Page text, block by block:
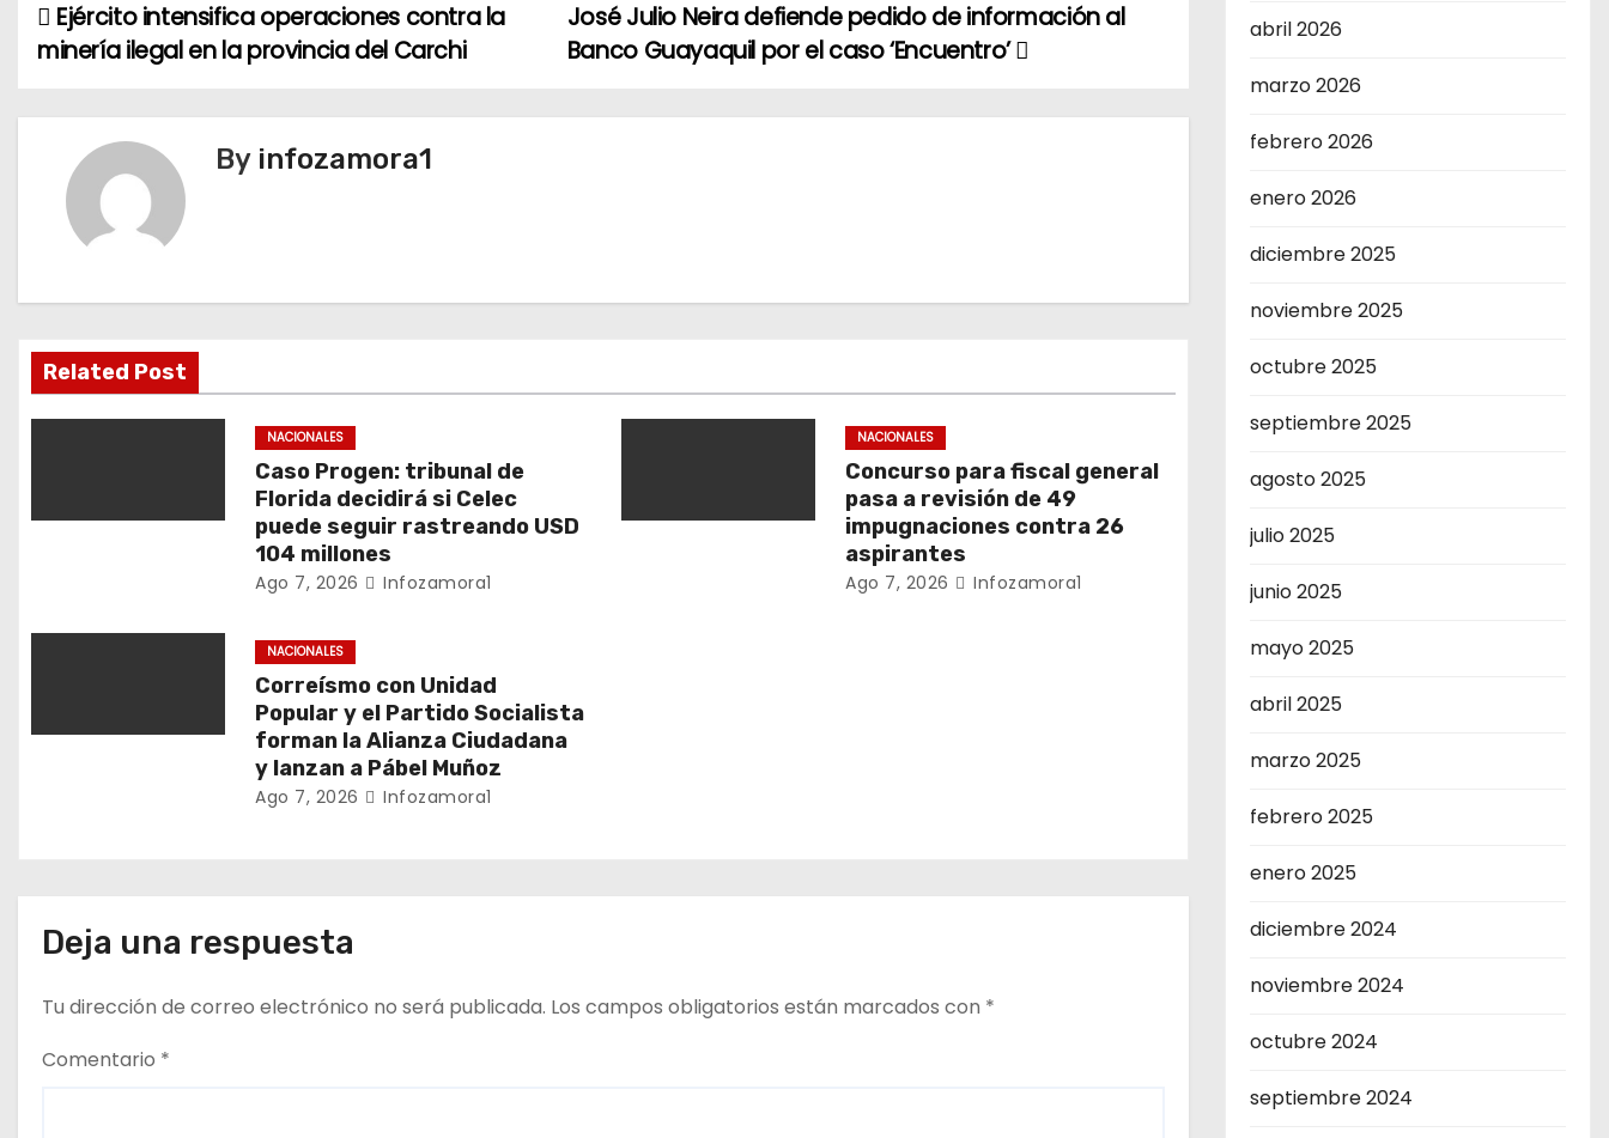
N
v
i
ó
d
e
t
a
José Julio Neira defiende pedido de información al
Banco Guayaquil por el caso ‘Encuentro’
Ejército intensifica operaciones contra la
minería ilegal en la provincia del Carchi
By infozamora1
Related Post
NACIONALES
Caso Progen: tribunal de
Florida decidirá si Celec
puede seguir rastreando USD
104 millones
Ago 7, 2026 Infozamora1
NACIONALES
Concurso para fiscal general
pasa a revisión de 49
impugnaciones contra 26
aspirantes
Ago 7, 2026 Infozamora1
NACIONALES
Correísmo con Unidad
Popular y el Partido Socialista
forman la Alianza Ciudadana
y lanzan a Pábel Muñoz
Ago 7, 2026 Infozamora1
Deja una respuesta
Tu dirección de correo electrónico no será publicada. Los campos obligatorios están marcados con *
Comentario *
abril 2026
marzo 2026
febrero 2026
enero 2026
diciembre 2025
noviembre 2025
octubre 2025
septiembre 2025
agosto 2025
julio 2025
junio 2025
mayo 2025
abril 2025
marzo 2025
febrero 2025
enero 2025
diciembre 2024
noviembre 2024
octubre 2024
septiembre 2024